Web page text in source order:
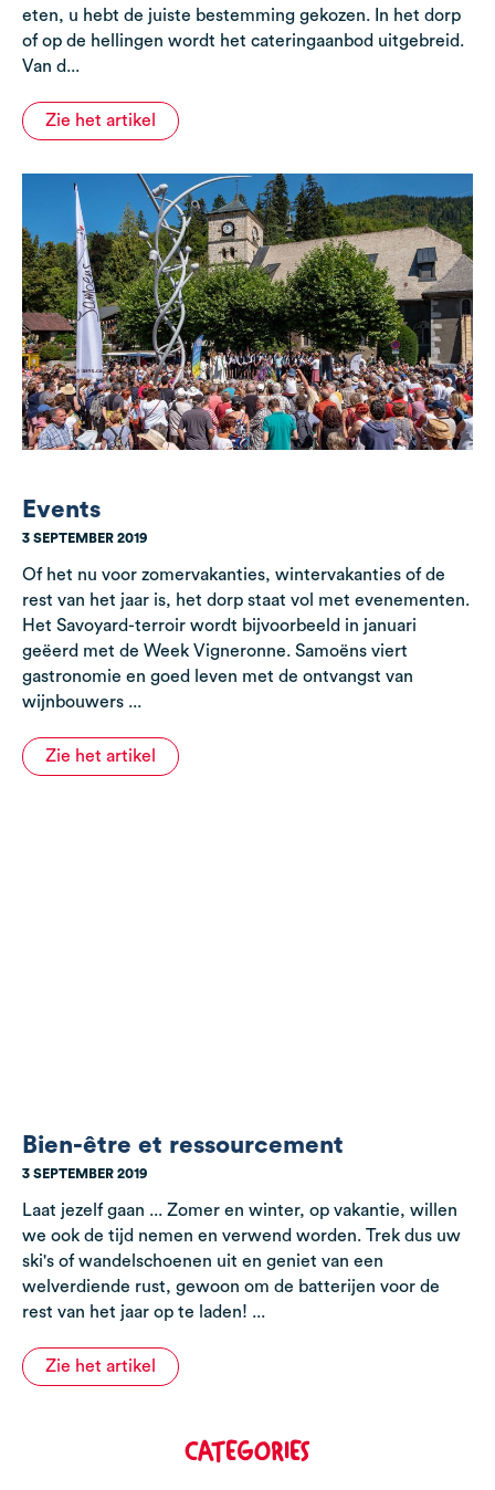
eten, u hebt de juiste bestemming gekozen. In het dorp
of op de hellingen wordt het cateringaanbod uitgebreid.
Van d...
Zie het artikel
Events
3 SEPTEMBER 2019
Of het nu voor zomervakanties, wintervakanties of de
rest van het jaar is, het dorp staat vol met evenementen.
Het Savoyard-terroir wordt bijvoorbeeld in januari
geëerd met de Week Vigneronne. Samoëns viert
gastronomie en goed leven met de ontvangst van
wijnbouwers ...
Zie het artikel
Bien-être et ressourcement
3 SEPTEMBER 2019
Laat jezelf gaan ... Zomer en winter, op vakantie, willen
we ook de tijd nemen en verwend worden. Trek dus uw
ski's of wandelschoenen uit en geniet van een
welverdiende rust, gewoon om de batterijen voor de
rest van het jaar op te laden! ...
Zie het artikel
CATEGORIES